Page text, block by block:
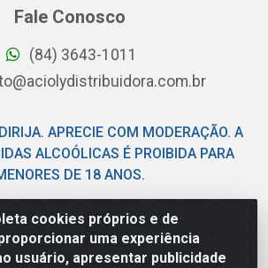
cookies próprios e de
uma experiência
usuário, apresentar publicidade
Fale Conosco
(84) 3643-1011
APRECIE COM MODERAÇÃO. A
ALCOÓLICAS É PROIBIDA PARA
DE 18 ANOS.
- Av Piloto Pereira Tim - Parque de
RN - CEP 59146-480 - CNPJ